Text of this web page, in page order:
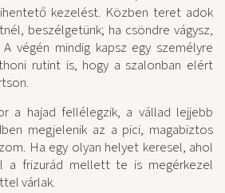
kezelést. Közben teret adok
beszélgetünk; ha csöndre vágysz,
végén mindig kapsz egy személyre
rutint is, hogy a szalonban elért
a hajad fellélegzik, a vállad lejjebb
megjelenik az a pici, magabiztos
Ha egy olyan helyet keresel, ahol
a frizurád mellett te is megérkezel
várlak.